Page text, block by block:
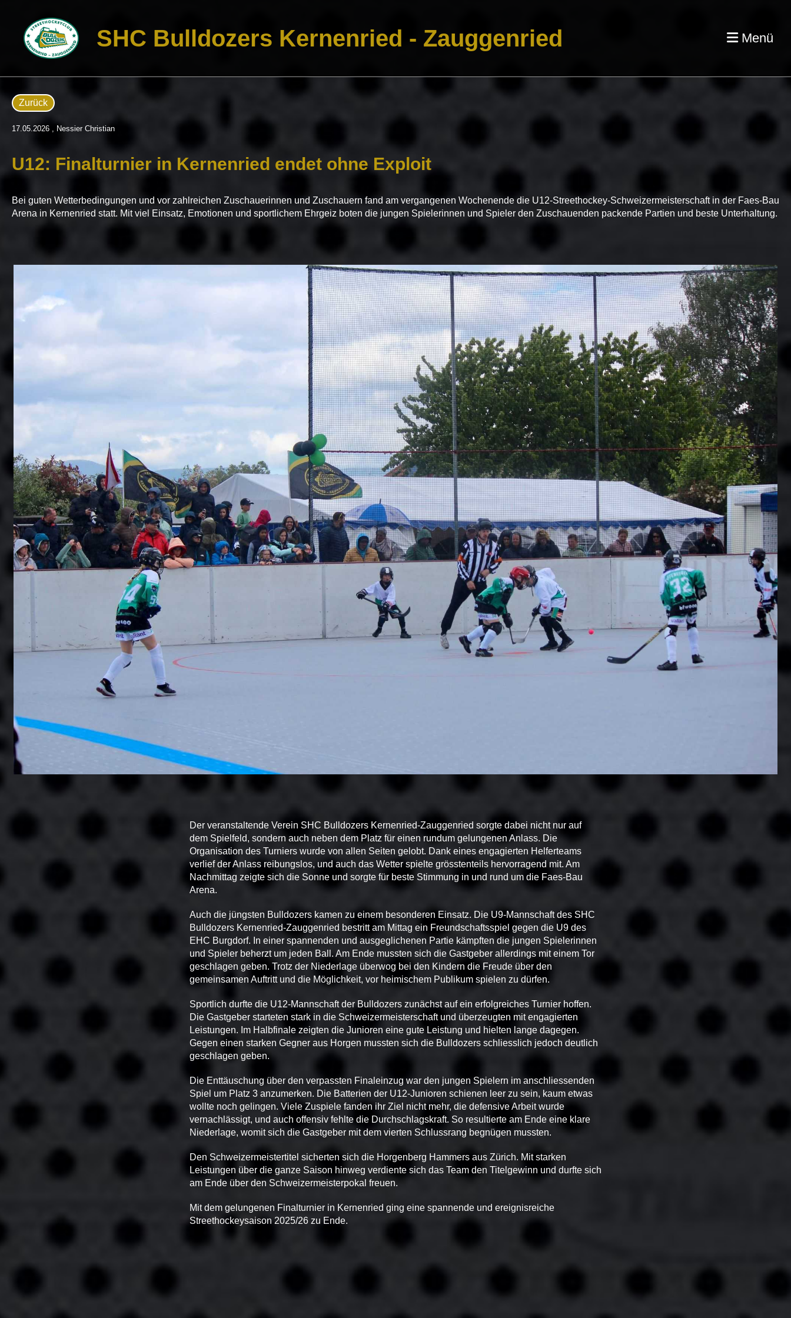
SHC Bulldozers Kernenried - Zauggenried Menü
Zurück
17.05.2026 , Nessier Christian
U12: Finalturnier in Kernenried endet ohne Exploit
Bei guten Wetterbedingungen und vor zahlreichen Zuschauerinnen und Zuschauern fand am vergangenen Wochenende die U12-Streethockey-Schweizermeisterschaft in der Faes-Bau
Arena in Kernenried statt. Mit viel Einsatz, Emotionen und sportlichem Ehrgeiz boten die jungen Spielerinnen und Spieler den Zuschauenden packende Partien und beste Unterhaltung.
Der veranstaltende Verein SHC Bulldozers Kernenried-Zauggenried sorgte dabei nicht nur auf
dem Spielfeld, sondern auch neben dem Platz für einen rundum gelungenen Anlass. Die
Organisation des Turniers wurde von allen Seiten gelobt. Dank eines engagierten Helferteams
verlief der Anlass reibungslos, und auch das Wetter spielte grösstenteils hervorragend mit. Am
Nachmittag zeigte sich die Sonne und sorgte für beste Stimmung in und rund um die Faes-Bau
Arena.
Auch die jüngsten Bulldozers kamen zu einem besonderen Einsatz. Die U9-Mannschaft des SHC
Bulldozers Kernenried-Zauggenried bestritt am Mittag ein Freundschaftsspiel gegen die U9 des
EHC Burgdorf. In einer spannenden und ausgeglichenen Partie kämpften die jungen Spielerinnen
und Spieler beherzt um jeden Ball. Am Ende mussten sich die Gastgeber allerdings mit einem Tor
geschlagen geben. Trotz der Niederlage überwog bei den Kindern die Freude über den
gemeinsamen Auftritt und die Möglichkeit, vor heimischem Publikum spielen zu dürfen.
Sportlich durfte die U12-Mannschaft der Bulldozers zunächst auf ein erfolgreiches Turnier hoffen.
Die Gastgeber starteten stark in die Schweizermeisterschaft und überzeugten mit engagierten
Leistungen. Im Halbfinale zeigten die Junioren eine gute Leistung und hielten lange dagegen.
Gegen einen starken Gegner aus Horgen mussten sich die Bulldozers schliesslich jedoch deutlich
geschlagen geben.
Die Enttäuschung über den verpassten Finaleinzug war den jungen Spielern im anschliessenden
Spiel um Platz 3 anzumerken. Die Batterien der U12-Junioren schienen leer zu sein, kaum etwas
wollte noch gelingen. Viele Zuspiele fanden ihr Ziel nicht mehr, die defensive Arbeit wurde
vernachlässigt, und auch offensiv fehlte die Durchschlagskraft. So resultierte am Ende eine klare
Niederlage, womit sich die Gastgeber mit dem vierten Schlussrang begnügen mussten.
Den Schweizermeistertitel sicherten sich die Horgenberg Hammers aus Zürich. Mit starken
Leistungen über die ganze Saison hinweg verdiente sich das Team den Titelgewinn und durfte sich
am Ende über den Schweizermeisterpokal freuen.
Mit dem gelungenen Finalturnier in Kernenried ging eine spannende und ereignisreiche
Streethockeysaison 2025/26 zu Ende.